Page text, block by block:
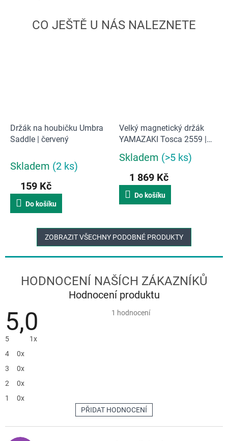
Držák na houbičku Umbra
Saddle | červený
Skladem (2 ks)
159 Kč
Do košíku
Velký magnetický držák
YAMAZAKI Tosca 2559 |
Průměrné
produktu
4,0
hvězdiček.
Skladem (>5 ks)
1 869 Kč
Do košíku
ZOBRAZIT VŠECHNY PODOBNÉ PRODUKTY
Hodnocení produktu
5,0
Průměrné
1 hodnocení
5
1x
4
0x
3
0x
2
0x
1
0x
PŘIDAT HODNOCENÍ